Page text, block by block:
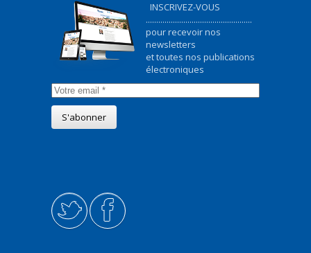
INSCRIVEZ-VOUS
...................................................
pour recevoir nos
newsletters
et toutes nos publications
électroniques